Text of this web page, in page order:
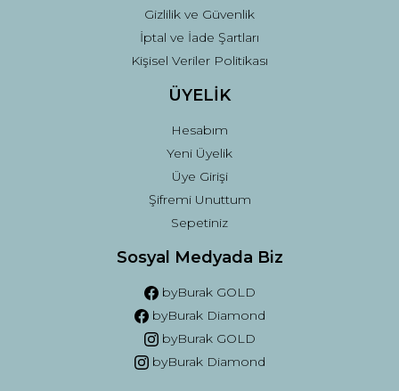
Gizlilik ve Güvenlik
İptal ve İade Şartları
Kişisel Veriler Politikası
ÜYELİK
Hesabım
Yeni Üyelik
Üye Girişi
Şifremi Unuttum
Sepetiniz
Sosyal Medyada Biz
byBurak GOLD
byBurak Diamond
byBurak GOLD
byBurak Diamond